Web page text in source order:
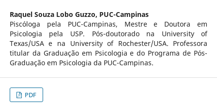
Raquel Souza Lobo Guzzo, PUC-Campinas
Piscóloga pela PUC-Campinas, Mestre e Doutora em
Psicologia pela USP. Pós-doutorado na University of
Texas/USA e na University of Rochester/USA. Professora
titular da Graduação em Psicologia e do Programa de Pós-
Graduação em Psicologia da PUC-Campinas.
PDF